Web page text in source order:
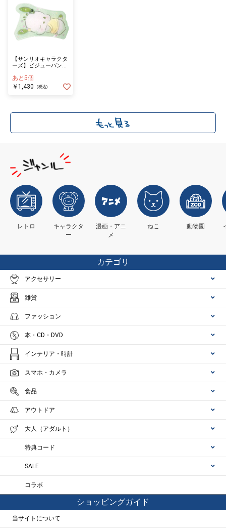
【サンリオキャラクタ
ーズ】ビジューバンス
あと5個
￥1,430
(税込)
レトロ
キャラクタ
ー
漫画・アニ
メ
ねこ 動物園
カテゴリ
アクセサリー
雑貨
ファッション
本・CD・DVD
インテリア・時計
スマホ・カメラ
食品
アウトドア
大人（アダルト）
特典コード
SALE
コラボ
ショッピングガイド
当サイトについて